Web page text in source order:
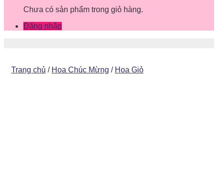
Chưa có sản phẩm trong giỏ hàng.
Đăng nhập
Trang chủ / Hoa Chúc Mừng / Hoa Giỏ